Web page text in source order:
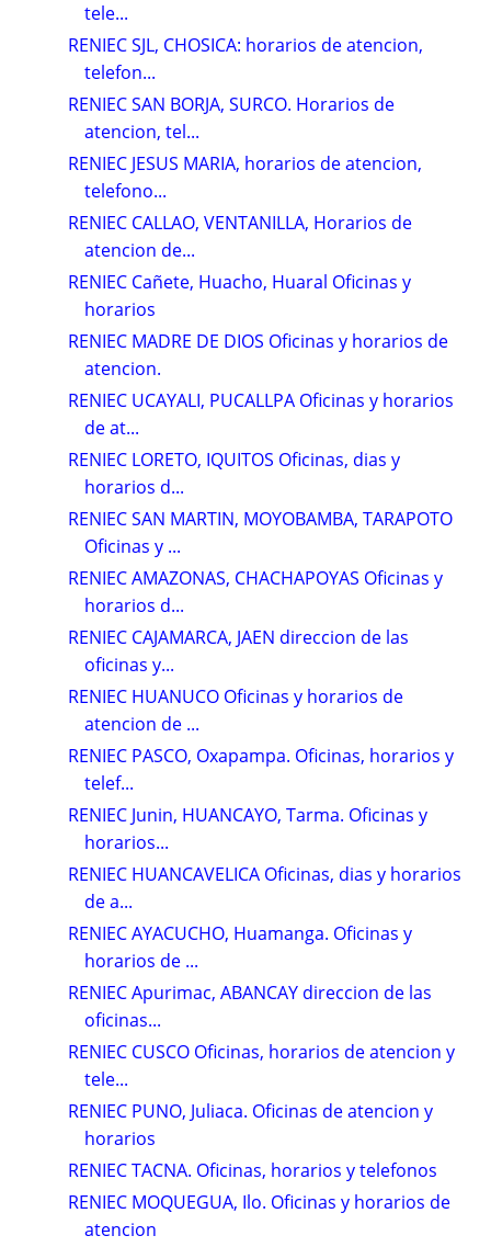
tele...
RENIEC SJL, CHOSICA: horarios de atencion,
telefon...
RENIEC SAN BORJA, SURCO. Horarios de
atencion, tel...
RENIEC JESUS MARIA, horarios de atencion,
telefono...
RENIEC CALLAO, VENTANILLA, Horarios de
atencion de...
RENIEC Cañete, Huacho, Huaral Oficinas y
horarios
RENIEC MADRE DE DIOS Oficinas y horarios de
atencion.
RENIEC UCAYALI, PUCALLPA Oficinas y horarios
de at...
RENIEC LORETO, IQUITOS Oficinas, dias y
horarios d...
RENIEC SAN MARTIN, MOYOBAMBA, TARAPOTO
Oficinas y ...
RENIEC AMAZONAS, CHACHAPOYAS Oficinas y
horarios d...
RENIEC CAJAMARCA, JAEN direccion de las
oficinas y...
RENIEC HUANUCO Oficinas y horarios de
atencion de ...
RENIEC PASCO, Oxapampa. Oficinas, horarios y
telef...
RENIEC Junin, HUANCAYO, Tarma. Oficinas y
horarios...
RENIEC HUANCAVELICA Oficinas, dias y horarios
de a...
RENIEC AYACUCHO, Huamanga. Oficinas y
horarios de ...
RENIEC Apurimac, ABANCAY direccion de las
oficinas...
RENIEC CUSCO Oficinas, horarios de atencion y
tele...
RENIEC PUNO, Juliaca. Oficinas de atencion y
horarios
RENIEC TACNA. Oficinas, horarios y telefonos
RENIEC MOQUEGUA, Ilo. Oficinas y horarios de
atencion